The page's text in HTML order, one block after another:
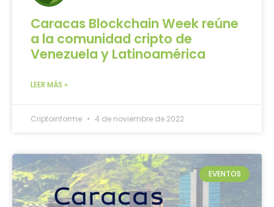
Caracas Blockchain Week reúne
a la comunidad cripto de
Venezuela y Latinoamérica
LEER MÁS »
Criptoinforme 4 de noviembre de 2022
EVENTOS